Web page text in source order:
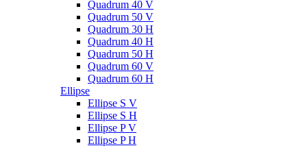
Quadrum 40 V
Quadrum 50 V
Quadrum 30 H
Quadrum 40 H
Quadrum 50 H
Quadrum 60 V
Quadrum 60 H
Ellipse
Ellipse S V
Ellipse S H
Ellipse P V
Ellipse P H